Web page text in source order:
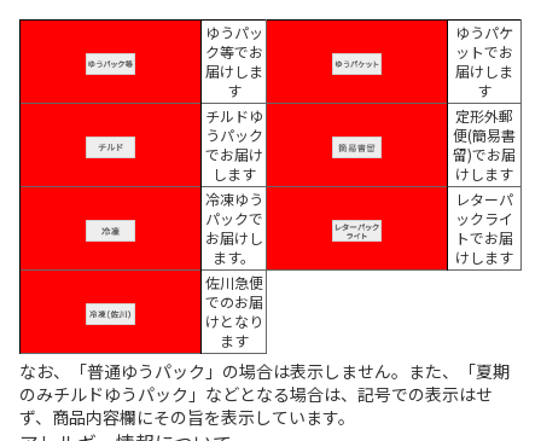
ゆうパッ
ク等でお
届けしま
す
ゆうパケ
ットでお
届けしま
す
チルドゆ
うパック
でお届け
します
定形外郵
便(簡易書
留)でお届
けします
冷凍ゆう
パックで
お届けし
ます。
レターパ
ックライ
トでお届
けします
佐川急便
でのお届
けとなり
ます
なお、「普通ゆうパック」の場合は表示しません。また、「夏期
のみチルドゆうパック」などとなる場合は、記号での表示はせ
ず、商品内容欄にその旨を表示しています。